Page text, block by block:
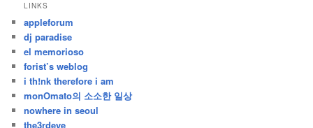
난
글
LINKS
appleforum
dj paradise
el memorioso
forist’s weblog
i th!nk therefore i am
monOmato의 소소한 일상
nowhere in seoul
the3rdeye